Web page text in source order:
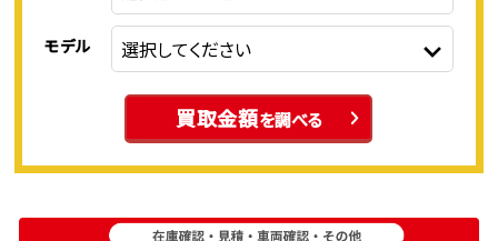
モデル
買取金額を調べる